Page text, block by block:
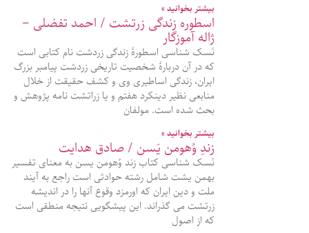
بیشتر بخوانید »
اسطوره زندگی زرتشت / احمد تفضلی –
ژاله آموزگار
نَسک شناسی اسطورۀ زندگی زردشت نام کتابی است
که در آن دربارهٔ شخصیت تاریخی زردشت پیامبر بزرگ
ایران، زندگی اساطیری وی و کشف حقیقت از خلال
منابعی نظیر دینکرد هفتم و یا زراتشت‌ نامه پژوهش و
بحث شده‌ است. مولفان
بیشتر بخوانید »
زندِ وُهومن یَسن / صادق هدایت
نَسک شناسی کتاب زند وُهومن یسن به معنای تفسیر
بهمن یشت شامل رشته حوادثی است راجع به آیند
ملت و دین ایران که اورمزد وقوع آنها را در اندیشه
زرتشت می گذراند. این پیشگویی نتیجه منطقی است
که از اصول